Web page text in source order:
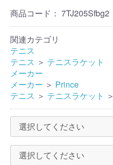
商品コード： 7TJ205Sfbg2
関連カテゴリ
テニス
テニス ＞ テニスラケット
メーカー
メーカー ＞ Prince
テニス ＞ テニスラケット ＞